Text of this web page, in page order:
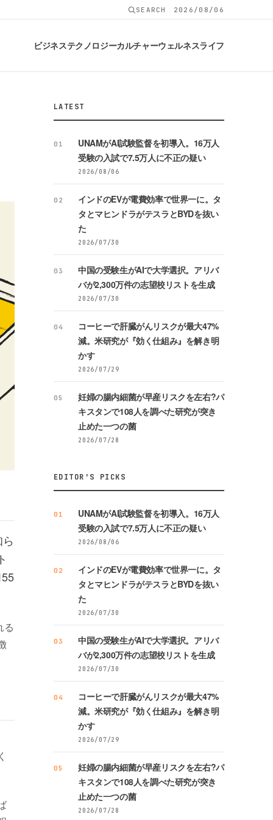
SEARCH 2026/08/06
ビジネステクノロジーカルチャーウェルネスライフ
る
LATEST
01
UNAMがAI試験監督を初導入。16万人
受験の入試で7.5万人に不正の疑い
2026/08/06
02
インドのEVが電費効率で世界一に。タ
タとマヒンドラがテスラとBYDを抜い
た
2026/07/30
03
中国の受験生がAIで大学選択。アリバ
バが2,300万件の志望校リストを生成
2026/07/30
04
コーヒーで肝臓がんリスクが最大47%
減。米研究が『効く仕組み』を解き明
かす
2026/07/29
05
妊婦の腸内細菌が早産リスクを左右?パ
キスタンで108人を調べた研究が突き
止めた一つの菌
2026/07/28
EDITOR'S PICKS
01
UNAMがAI試験監督を初導入。16万人
受験の入試で7.5万人に不正の疑い
2026/08/06
02
インドのEVが電費効率で世界一に。タ
タとマヒンドラがテスラとBYDを抜い
た
2026/07/30
03
中国の受験生がAIで大学選択。アリバ
バが2,300万件の志望校リストを生成
2026/07/30
04
コーヒーで肝臓がんリスクが最大47%
減。米研究が『効く仕組み』を解き明
かす
2026/07/29
05
妊婦の腸内細菌が早産リスクを左右?パ
キスタンで108人を調べた研究が突き
止めた一つの菌
2026/07/28